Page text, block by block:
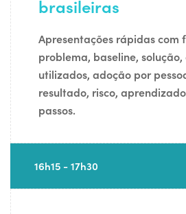
brasileiras
Apresentações rápidas com
problema, baseline,
utilizados, adoção por
resultado, risco,
passos.
16h15 - 17h30